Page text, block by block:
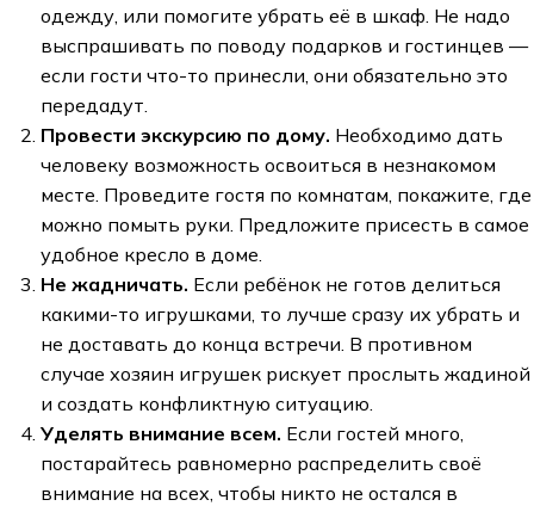
одежду, или помогите убрать её в шкаф. Не надо
выспрашивать по поводу подарков и гостинцев —
если гости что-то принесли, они обязательно это
передадут.
Провести экскурсию по дому. Необходимо дать
человеку возможность освоиться в незнакомом
месте. Проведите гостя по комнатам, покажите, где
можно помыть руки. Предложите присесть в самое
удобное кресло в доме.
Не жадничать. Если ребёнок не готов делиться
какими-то игрушками, то лучше сразу их убрать и
не доставать до конца встречи. В противном
случае хозяин игрушек рискует прослыть жадиной
и создать конфликтную ситуацию.
Уделять внимание всем. Если гостей много,
постарайтесь равномерно распределить своё
внимание на всех, чтобы никто не остался в